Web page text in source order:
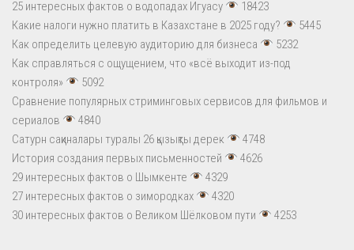
25 интересных фактов о водопадах Игуасу
18423
Какие налоги нужно платить в Казахстане в 2025 году?
5445
Как определить целевую аудиторию для бизнеса
5232
Как справляться с ощущением, что «всё выходит из-под
контроля»
5092
Сравнение популярных стриминговых сервисов для фильмов и
сериалов
4840
Сатурн сақиналары туралы 26 қызықты дерек
4748
История создания первых письменностей
4626
29 интересных фактов о Шымкенте
4329
27 интересных фактов о зимородках
4320
30 интересных фактов о Великом Шёлковом пути
4253